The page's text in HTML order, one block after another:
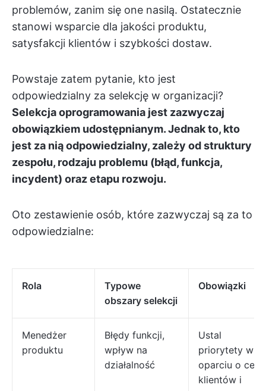
problemów, zanim się one nasilą. Ostatecznie
stanowi wsparcie dla jakości produktu,
satysfakcji klientów i szybkości dostaw.
Powstaje zatem pytanie, kto jest
odpowiedzialny za selekcję w organizacji?
Selekcja oprogramowania jest zazwyczaj
obowiązkiem udostępnianym. Jednak to, kto
jest za nią odpowiedzialny, zależy od struktury
zespołu, rodzaju problemu (błąd, funkcja,
incydent) oraz etapu rozwoju.
Oto zestawienie osób, które zazwyczaj są za to
odpowiedzialne:
Rola
Typowe
obszary selekcji
Obowiązki
Menedżer
produktu
Błędy funkcji,
wpływ na
działalność
Ustal
priorytety w
oparciu o cele
klientów i